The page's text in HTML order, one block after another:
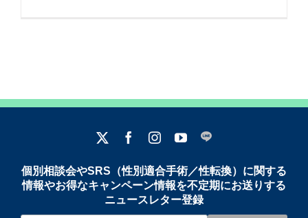
個別相談会やSRS（性別適合手術／性転換）に関する
情報やお得なキャンペーン情報を不定期にお送りする
ニュースレター登録